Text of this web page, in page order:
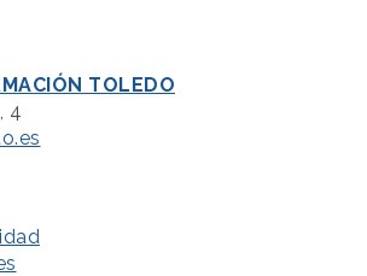
TOLEDO
4